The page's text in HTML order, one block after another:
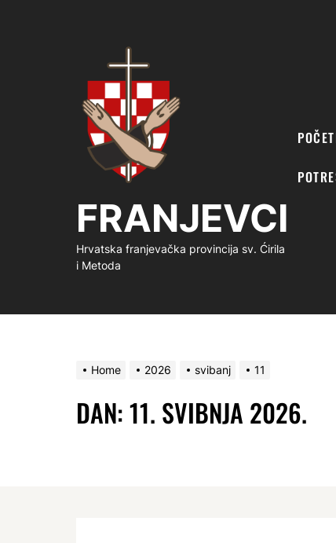
FRANJEVCI
Hrvatska franjevačka provincija sv. Ćirila
i Metoda
Home 2026 svibanj 11
DAN:11. SVIBNJA 2026.